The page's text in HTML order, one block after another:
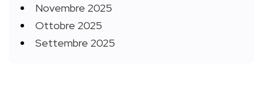
Novembre 2025
Ottobre 2025
Settembre 2025